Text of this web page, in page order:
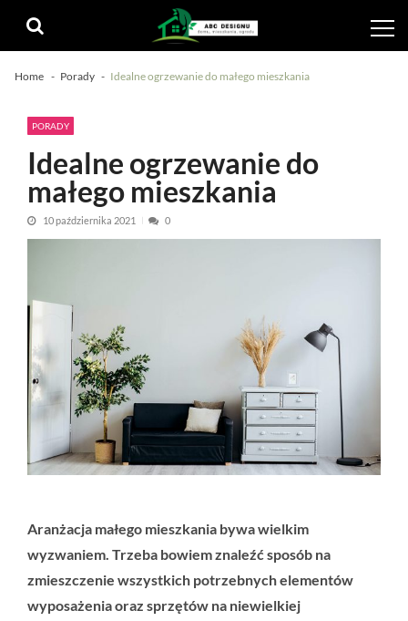
navigation
content
Home Porady Idealne ogrzewanie do małego mieszkania
PORADY
Idealne ogrzewanie do
małego mieszkania
10 października 2021 0
Aranżacja małego mieszkania bywa wielkim
wyzwaniem. Trzeba bowiem znaleźć sposób na
zmieszczenie wszystkich potrzebnych elementów
wyposażenia oraz sprzętów na niewielkiej